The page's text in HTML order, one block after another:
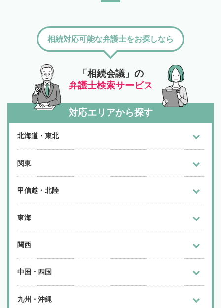
「相続会議」の
弁護士検索サービス
相続対応可能な弁護士をお探しなら
対応エリアから探す
北海道・東北
関東
甲信越・北陸
東海
関西
中国・四国
九州・沖縄